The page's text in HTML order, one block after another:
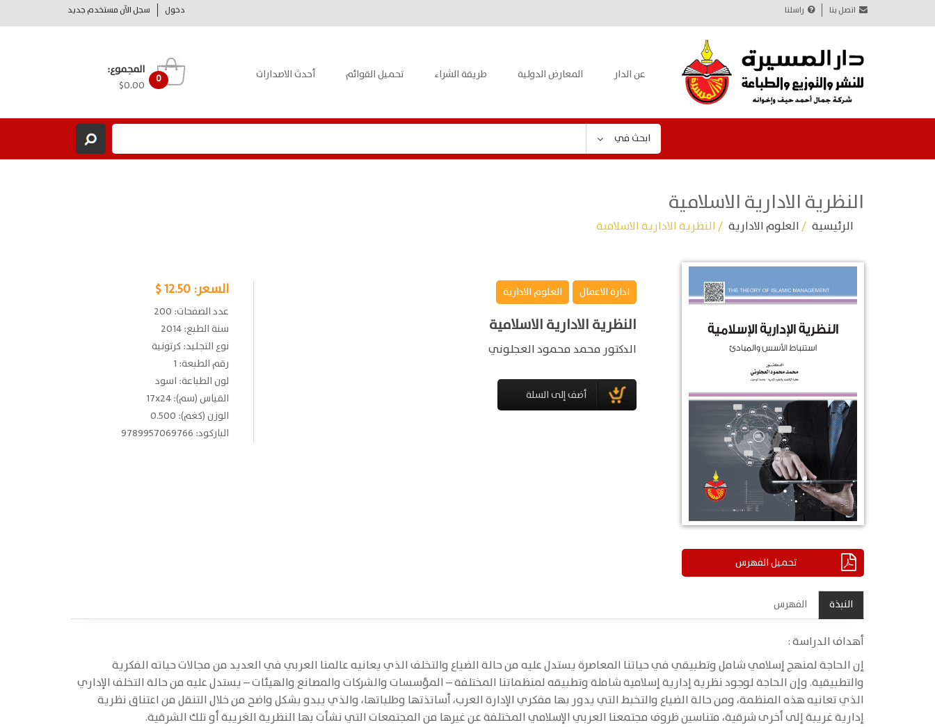
دخول سجل الآن مستخدم جديد اتصل بنا راسلنا
عن الدار المعارض الدولية طريقة الشراء تحميل القوائم أحدث الاصدارات 0
المجموع:
$0.00
ابحث في
النظرية الادارية الاسلامية
الرئيسية /العلوم الادارية / النظرية الادارية الاسلامية
تحميل الفهرس
ادارة الاعمال العلوم الادارية
النظرية الادارية الاسلامية
الدكتور محمد محمود العجلوني
السعر:12.50 $
عدد الصفحات: 200
سنة الطبع: 2014
نوع التجليد: كرتونية
رقم الطبعة: 1
لون الطباعة: اسود
القياس (سم): 17x24
الوزن (كغم): 0.500
الباركود: 9789957069766
النبذة الفهرس
أهداف الدراسة :
إن الحاجة لمنهج إسلامي شامل وتطبيقي في حياتنا المعاصرة يستدل عليه من حالة الضياع والتخلف الذي يعانيه عالمنا العربي في العديد من مجالات حياته الفكرية
والتطبيقية. وإن الحاجة لوجود نظرية إدارية إسلامية شاملة وتطبيقه لمنظماتنا المختلفة – المؤسسات والشركات والمصانع والهيئات – يستدل عليه من حالة التخلف الإداري
الذي تعانيه هذه المنظمة، ومن حالة الضياع والتخبط التي يدور بها مفكري الإدارة العرب، أساتذتها وطلباتها، والذي يبدو بشكل واضح من خلال التنقل من اعتناق نظرية
إدارية غريبة إلى أخرى شرقية، متناسين ظروف مجتمعنا العربي الإسلامي المختلفة عن غيرها من المجتمعات التي نشأت بها النظرية الغريبة أو تلك الشرقية.